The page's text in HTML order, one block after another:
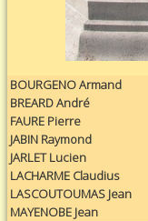
BOURGENO Armand
BREARD André
FAURE Pierre
JABIN Raymond
JARLET Lucien
LACHARME Claudius
LASCOUTOUMAS Jean
MAYENOBE Jean